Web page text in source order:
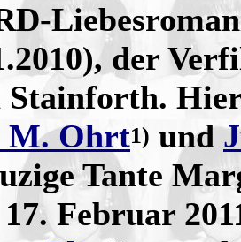
der
Stainforth.
M. Ohrt1) und
Tante
Februar